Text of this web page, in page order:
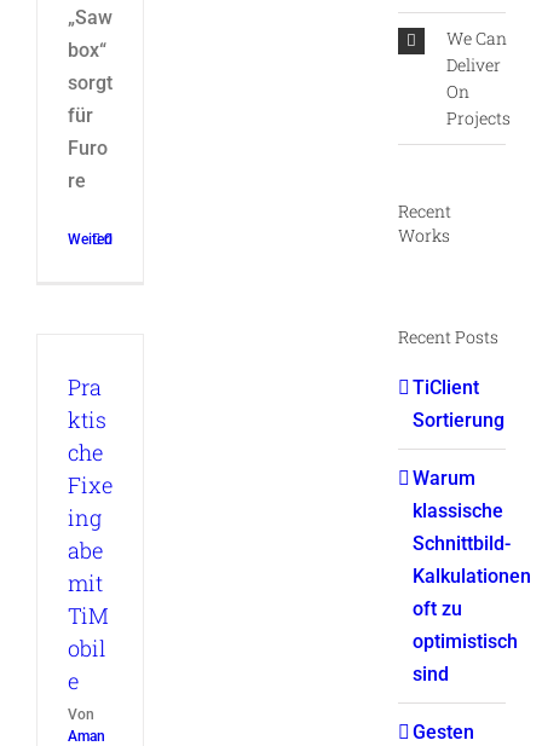
„Saw
box“
sorgt
für
Furo
re
Weiterlesen
0
Pra
ktis
che
Fixe
ing
abe
mit
TiM
obil
e
Von
Aman
We Can
Deliver
On
Projects
Recent
Works
Recent Posts
TiClient
Sortierung
Warum
klassische
Schnittbild-
Kalkulationen
oft zu
optimistisch
sind
Gesten